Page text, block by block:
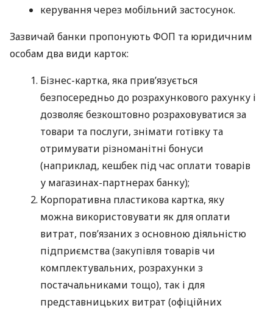
керування через мобільний застосунок.
Зазвичай банки пропонують ФОП та юридичним
особам два види карток:
Бізнес-картка, яка прив’язується
безпосередньо до розрахункового рахунку і
дозволяє безкоштовно розраховуватися за
товари та послуги, знімати готівку та
отримувати різноманітні бонуси
(наприклад, кешбек під час оплати товарів
у магазинах-партнерах банку);
Корпоративна пластикова картка, яку
можна використовувати як для оплати
витрат, пов’язаних з основною діяльністю
підприємства (закупівля товарів чи
комплектувальних, розрахунки з
постачальниками тощо), так і для
представницьких витрат (офіційних